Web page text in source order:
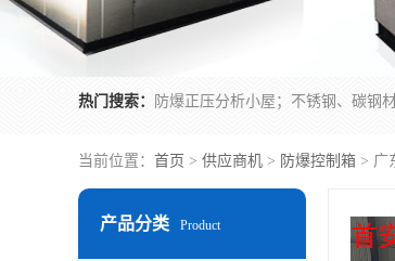
热门搜索：
当前位置： 首页 > 供应商机 > 防爆控制箱 > 广
产品分类 Product